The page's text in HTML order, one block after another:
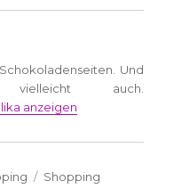
Und
auch.
anzeigen
Schlagwörter
Shopping